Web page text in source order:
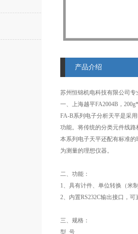
产品介绍
苏州恒锦机电科技有限公司专
一、上海越平FA2004B，
FA-B系列电子分析天平是采
功能。将传统的分类元件线
本系列电子天平还配有标准
为测量的理想仪器。
二、功能：
1、具有计件、单位转换（米
2、内置RS232C输出接口，
三、规格：
型 号